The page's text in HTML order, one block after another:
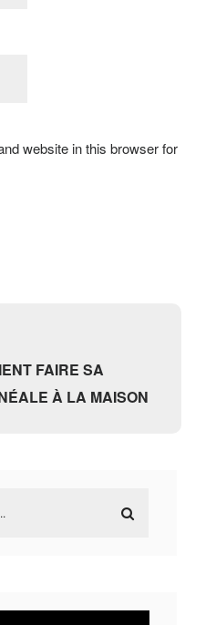
website in this browser for
FAIRE SA
À LA MAISON